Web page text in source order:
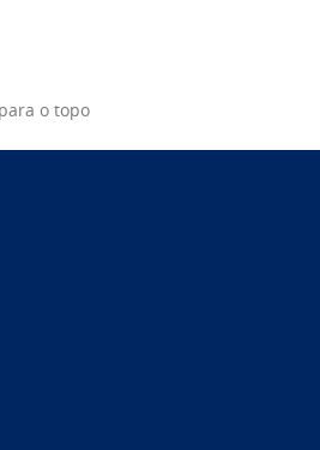
o topo